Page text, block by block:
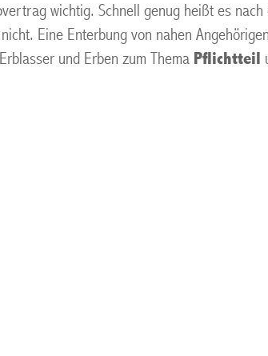
wichtig. Schnell genug heißt es
Eine Enterbung von nahen
und Erben zum Thema Pflichtteil